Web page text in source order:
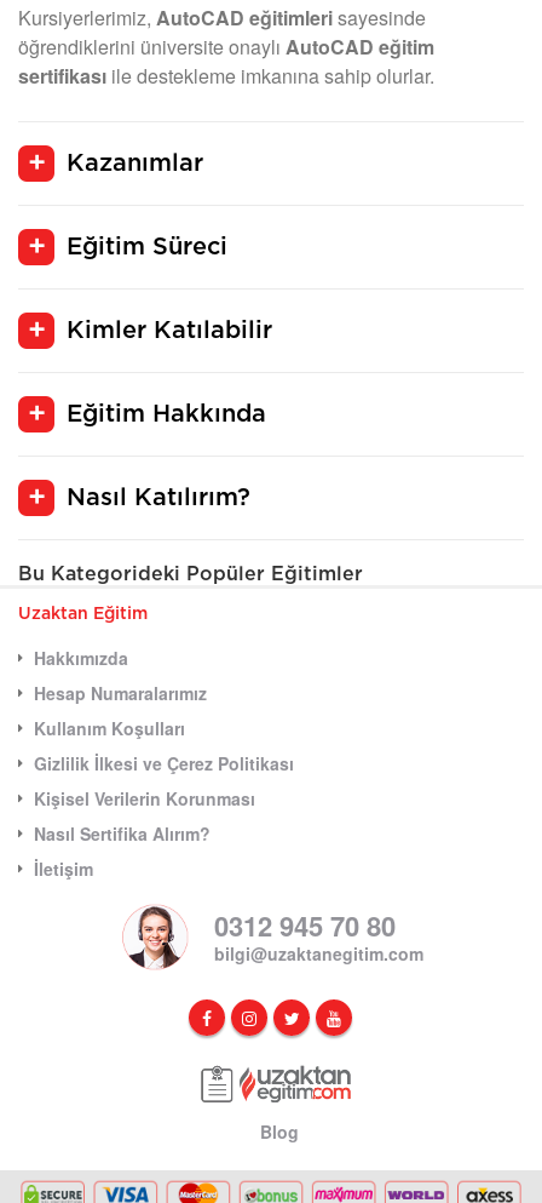
Kursiyerlerimiz, AutoCAD eğitimlerisayesinde
öğrendiklerini üniversite onaylı AutoCAD eğitim
sertifikası ile destekleme imkanına sahip olurlar.
Kazanımlar
Eğitim Süreci
Kimler Katılabilir
Eğitim Hakkında
Nasıl Katılırım?
Bu Kategorideki Popüler Eğitimler
Uzaktan Eğitim
Hakkımızda
Hesap Numaralarımız
Kullanım Koşulları
Gizlilik İlkesi ve Çerez Politikası
Kişisel Verilerin Korunması
Nasıl Sertifika Alırım?
İletişim
0312 945 70 80
bilgi@uzaktanegitim.com
Blog